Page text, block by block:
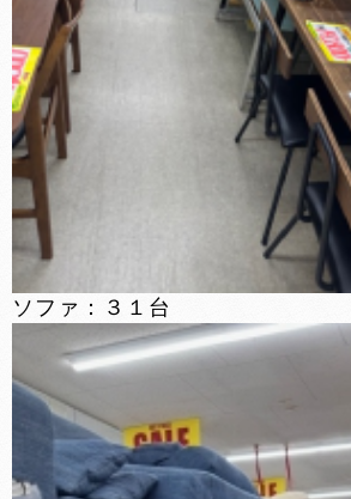
ソファ：３１台